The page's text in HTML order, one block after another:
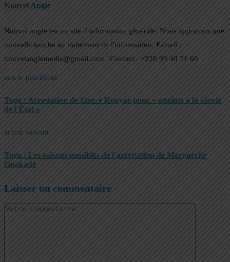
Nouvel Angle
Nouvel angle est un site d'information générale. Nous apportons une
nouvelle touche au traitement de l'information. E-mail :
nouvelanglemedia@gmail.com | Contact : +228 99 40 71 60
article précédent
Togo : Arrestation de Steeve Rouyar pour « atteinte à la sûreté
de l’État »
article suivant
Togo : Les raisons possibles de l’arrestation de Marguerite
Gnakadè
Laisser un commentaire